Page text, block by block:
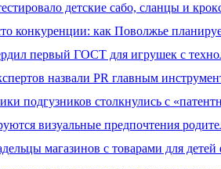
детские сабо, сланцы и
конкуренции: как Поволжье
первый ГОСТ для игрушек с
назвали PR главным
подгузников столкнулись с
визуальные предпочтения
магазинов с товарами для